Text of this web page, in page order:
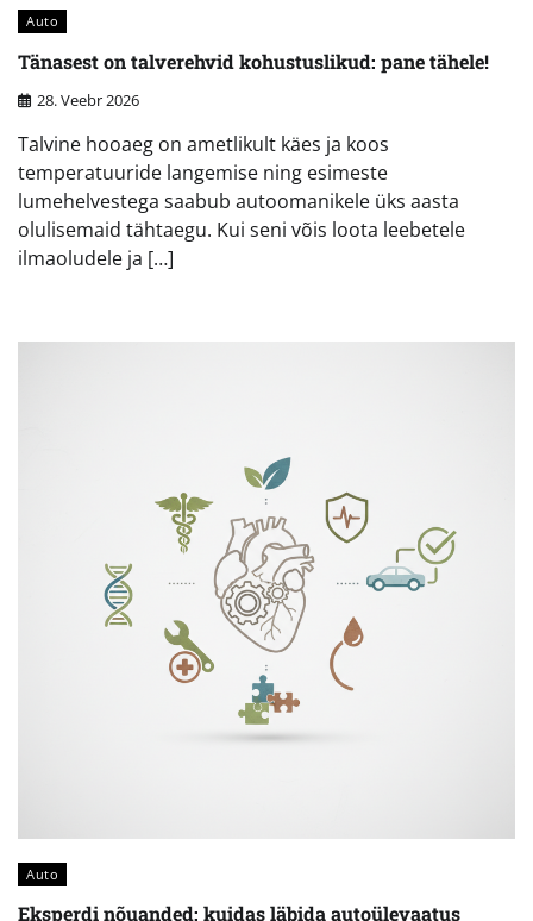
Auto
Tänasest on talverehvid kohustuslikud: pane tähele!
28. Veebr 2026
Talvine hooaeg on ametlikult käes ja koos
temperatuuride langemise ning esimeste
lumehelvestega saabub autoomanikele üks aasta
olulisemaid tähtaegu. Kui seni võis loota leebetele
ilmaoludele ja […]
Auto
Eksperdi nõuanded: kuidas läbida autoülevaatus